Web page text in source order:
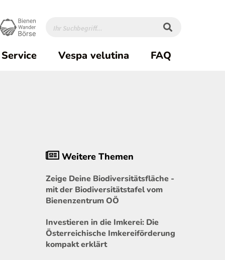
Service Vespa velutina FAQ
Weitere Themen
Zeige Deine Biodiversitätsfläche -
mit der Biodiversitätstafel vom
Bienenzentrum OÖ
Investieren in die Imkerei: Die
Österreichische Imkereiförderung
kompakt erklärt